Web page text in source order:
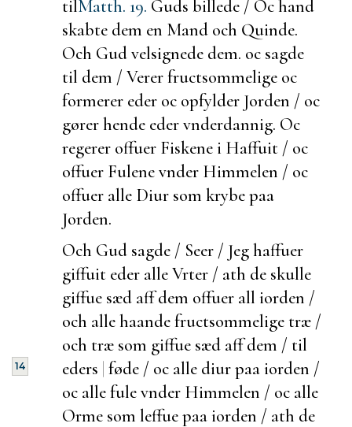
tilMatth. 19. Guds billede / Oc hand
skabte dem en Mand och Quinde.
Och Gud velsignede dem. oc sagde
til dem / Vererfructsommelige oc
formerer eder oc opfylder Jorden / oc
gører hende edervnderdannig. Oc
regerer offuer Fiskene i Haffuit / oc
offuer Fulene vnder Himmelen / oc
offuer alle Diur som krybe paa
Jorden.
Och Gud sagde / Seer / Jeg haffuer
giffuit eder alle Vrter / ath de skulle
giffue sæd aff dem offuer all iorden /
och alle haandefructsommelige træ /
och træ som giffue sæd aff dem / til
eders |
14 føde / oc alle diur paa iorden /
oc alle fule vnder Himmelen / oc alle
Orme som leffue paa iorden / ath de